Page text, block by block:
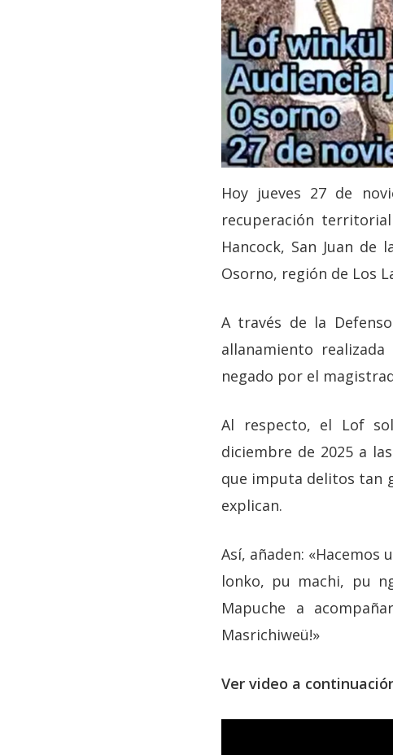
Hoy jueves 27 de
recuperación
Hancock, San Juan
Osorno, región de Los
A través de la
allanamiento
negado por el
Al respecto, el Lof
diciembre de 2025 a
que imputa delitos tan
explican.
Así, añaden:
lonko, pu machi, pu
Mapuche a
Masrichiweü!»
Ver video a